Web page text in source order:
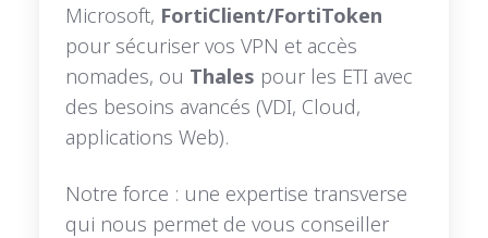
Microsoft, FortiClient/FortiToken
pour sécuriser vos VPN et accès
nomades, ou Thales pour les ETI avec
des besoins avancés (VDI, Cloud,
applications Web).
Notre force : une expertise transverse
qui nous permet de vous conseiller